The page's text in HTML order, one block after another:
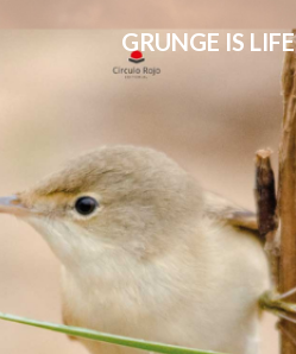
GRUNGE IS LIFE